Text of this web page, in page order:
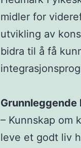
midler for
utvikling av
bidra til å få
Grunnleggende
– Kunnskap om
leve et godt liv